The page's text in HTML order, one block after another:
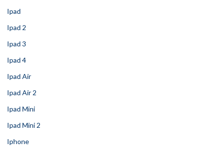
Ipad
Ipad 2
Ipad 3
Ipad 4
Ipad Air
Ipad Air 2
Ipad Mini
Ipad Mini 2
Iphone